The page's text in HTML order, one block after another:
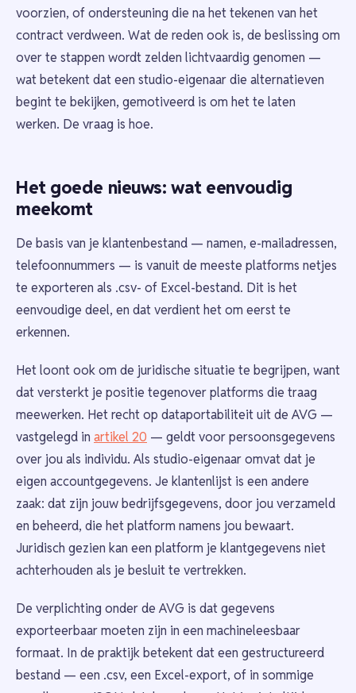
voorzien, of ondersteuning die na het tekenen van het
contract verdween. Wat de reden ook is, de beslissing om
over te stappen wordt zelden lichtvaardig genomen —
wat betekent dat een studio-eigenaar die alternatieven
begint te bekijken, gemotiveerd is om het te laten
werken. De vraag is hoe.
Het goede nieuws: wat eenvoudig
meekomt
De basis van je klantenbestand — namen, e-mailadressen,
telefoonnummers — is vanuit de meeste platforms netjes
te exporteren als .csv- of Excel-bestand. Dit is het
eenvoudige deel, en dat verdient het om eerst te
erkennen.
Het loont ook om de juridische situatie te begrijpen, want
dat versterkt je positie tegenover platforms die traag
meewerken. Het recht op dataportabiliteit uit de AVG —
vastgelegd in artikel 20 — geldt voor persoonsgegevens
over jou als individu. Als studio-eigenaar omvat dat je
eigen accountgegevens. Je klantenlijst is een andere
zaak: dat zijn jouw bedrijfsgegevens, door jou verzameld
en beheerd, die het platform namens jou bewaart.
Juridisch gezien kan een platform je klantgegevens niet
achterhouden als je besluit te vertrekken.
De verplichting onder de AVG is dat gegevens
exporteerbaar moeten zijn in een machineleesbaar
formaat. In de praktijk betekent dat een gestructureerd
bestand — een .csv, een Excel-export, of in sommige